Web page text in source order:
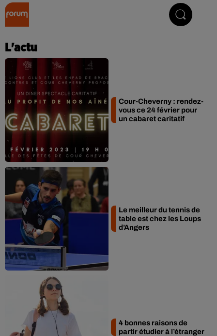
L'actu
Cour-Cheverny : rendez-
vous ce 24 février pour
un cabaret caritatif
Le meilleur du tennis de
table est chez les Loups
d’Angers
4 bonnes raisons de
partir étudier à l’étranger